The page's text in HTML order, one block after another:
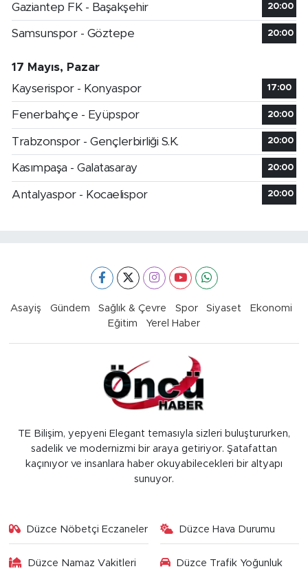
Gaziantep FK - Başakşehir 20:00
Samsunspor - Göztepe 20:00
17 Mayıs, Pazar
Kayserispor - Konyaspor
17:00
Fenerbahçe - Eyüpspor 20:00
Trabzonspor - Gençlerbirliği S.K. 20:00
Kasımpaşa - Galatasaray 20:00
Antalyaspor - Kocaelispor 20:00
Asayiş Gündem Sağlık & Çevre Spor Siyaset
Ekonomi
Eğitim
Yerel Haber
TE Bilişim, yepyeni Elegant temasıyla sizleri buluştururken,
sadelik ve modernizmi bir araya getiriyor. Şatafattan
kaçınıyor ve insanlara haber okuyabilecekleri bir altyapı
sunuyor.
Düzce Nöbetçi Eczaneler Düzce Hava Durumu
Düzce Namaz Vakitleri Düzce Trafik Yoğunluk